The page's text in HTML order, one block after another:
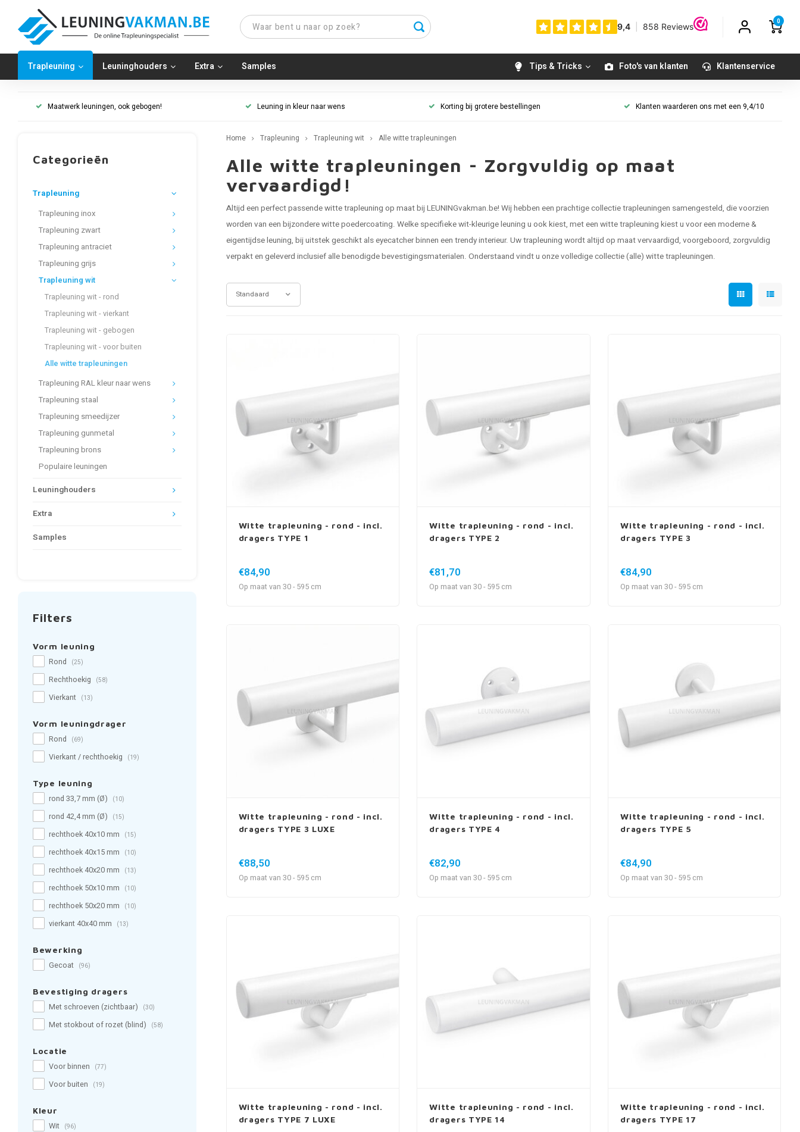
0
Trapleuning Leuninghouders Extra Samples Tips & Tricks Foto's van klanten Klantenservice
Maatwerk leuningen, ook gebogen! Leuning in kleur naar wens Korting bij grotere bestellingen Klanten waarderen ons met een 9,4/10
Categorieën
Trapleuning
Trapleuning inox
Trapleuning zwart
Trapleuning antraciet
Trapleuning grijs
Trapleuning wit
Trapleuning wit - rond
Trapleuning wit - vierkant
Trapleuning wit - gebogen
Trapleuning wit - voor buiten
Alle witte trapleuningen
Trapleuning RAL kleur naar wens
Trapleuning staal
Trapleuning smeedijzer
Trapleuning gunmetal
Trapleuning brons
Populaire leuningen
Leuninghouders
Extra
Samples
Filters
Vorm leuning
Rond (25)
Rechthoekig (58)
Vierkant (13)
Vorm leuningdrager
Rond (69)
Vierkant / rechthoekig (19)
Type leuning
rond 33,7 mm (Ø) (10)
rond 42,4 mm (Ø) (15)
rechthoek 40x10 mm (15)
rechthoek 40x15 mm (10)
rechthoek 40x20 mm (13)
rechthoek 50x10 mm (10)
rechthoek 50x20 mm (10)
vierkant 40x40 mm (13)
Bewerking
Gecoat (96)
Bevestiging dragers
Met schroeven (zichtbaar) (30)
Met stokbout of rozet (blind) (58)
Locatie
Voor binnen (77)
Voor buiten (19)
Kleur
Wit (96)
Home Trapleuning Trapleuning wit Alle witte trapleuningen
Alle witte trapleuningen - Zorgvuldig op maat
vervaardigd!
Altijd een perfect passendewitte trapleuning op maatbij LEUNINGvakman.be! Wij hebben een prachtige collectie trapleuningen samengesteld, die voorzien
worden van een bijzondere witte poedercoating. Welke specifieke wit-kleurige leuning u ook kiest, met een witte trapleuning kiest u voor een moderne &
eigentijdse leuning, bij uitstek geschikt als eyecatcher binnen een trendy interieur. Uwtrapleuning wordt altijd op maat vervaardigd, voorgeboord, zorgvuldig
verpakt en geleverd inclusief alle benodigde bevestigingsmaterialen. Onderstaand vindt u onze volledige collectie (alle) witte trapleuningen.
Standaard
Witte trapleuning - rond - incl.
dragers TYPE 1
€84,90
Op maat van 30 - 595 cm
Witte trapleuning - rond - incl.
dragers TYPE 2
€81,70
Op maat van 30 - 595 cm
Witte trapleuning - rond - incl.
dragers TYPE 3
€84,90
Op maat van 30 - 595 cm
Witte trapleuning - rond - incl.
dragers TYPE 3 LUXE
€88,50
Op maat van 30 - 595 cm
Witte trapleuning - rond - incl.
dragers TYPE 4
€82,90
Op maat van 30 - 595 cm
Witte trapleuning - rond - incl.
dragers TYPE 5
€84,90
Op maat van 30 - 595 cm
Witte trapleuning - rond - incl.
dragers TYPE 7 LUXE
Witte trapleuning - rond - incl.
dragers TYPE 14
Witte trapleuning - rond - incl.
dragers TYPE 17